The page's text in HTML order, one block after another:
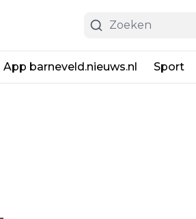
App barneveld.nieuws.nl Sport